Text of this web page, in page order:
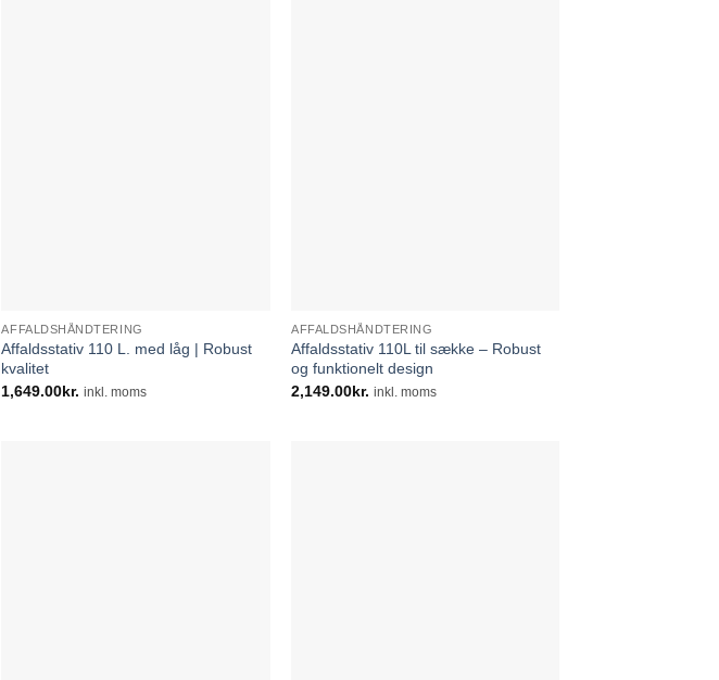
AFFALDSHÅNDTERING
Affaldsstativ 110 L. med låg | Robust
kvalitet
1,649.00kr. inkl. moms
AFFALDSHÅNDTERING
Affaldsstativ 110L til sække – Robust
og funktionelt design
2,149.00kr. inkl. moms